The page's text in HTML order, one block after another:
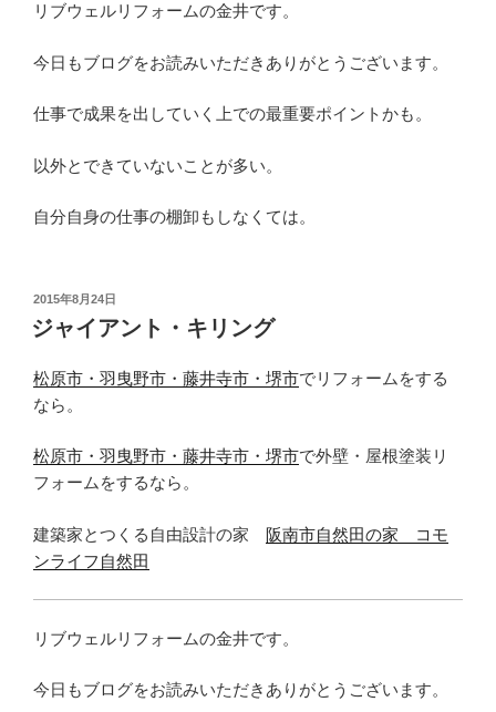
リブウェルリフォームの金井です。
今日もブログをお読みいただきありがとうございます。
仕事で成果を出していく上での最重要ポイントかも。
以外とできていないことが多い。
自分自身の仕事の棚卸もしなくては。
投
稿
日:
2015年8月24日
ジャイアント・キリング
松原市・羽曳野市・藤井寺市・堺市でリフォームをする
なら。
松原市・羽曳野市・藤井寺市・堺市で外壁・屋根塗装リ
フォームをするなら。
建築家とつくる自由設計の家 阪南市自然田の家 コモ
ンライフ自然田
リブウェルリフォームの金井です。
今日もブログをお読みいただきありがとうございます。